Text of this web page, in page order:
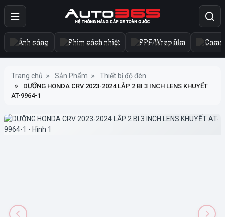
Ánh sáng Phim cách nhiệt PPF/Wrap film
Trang chủ Sản Phẩm Thiết bị độ đèn
DƯỠNG HONDA CRV 2023-2024 LẮP 2 BI 3 INCH LENS KHUYẾT
AT-9964-1